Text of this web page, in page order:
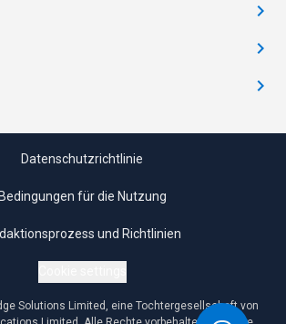
Datenschutzrichtlinie
Bedingungen für die Nutzung
und Richtlinien
Solutions Limited, eine Tochtergesellschaft von